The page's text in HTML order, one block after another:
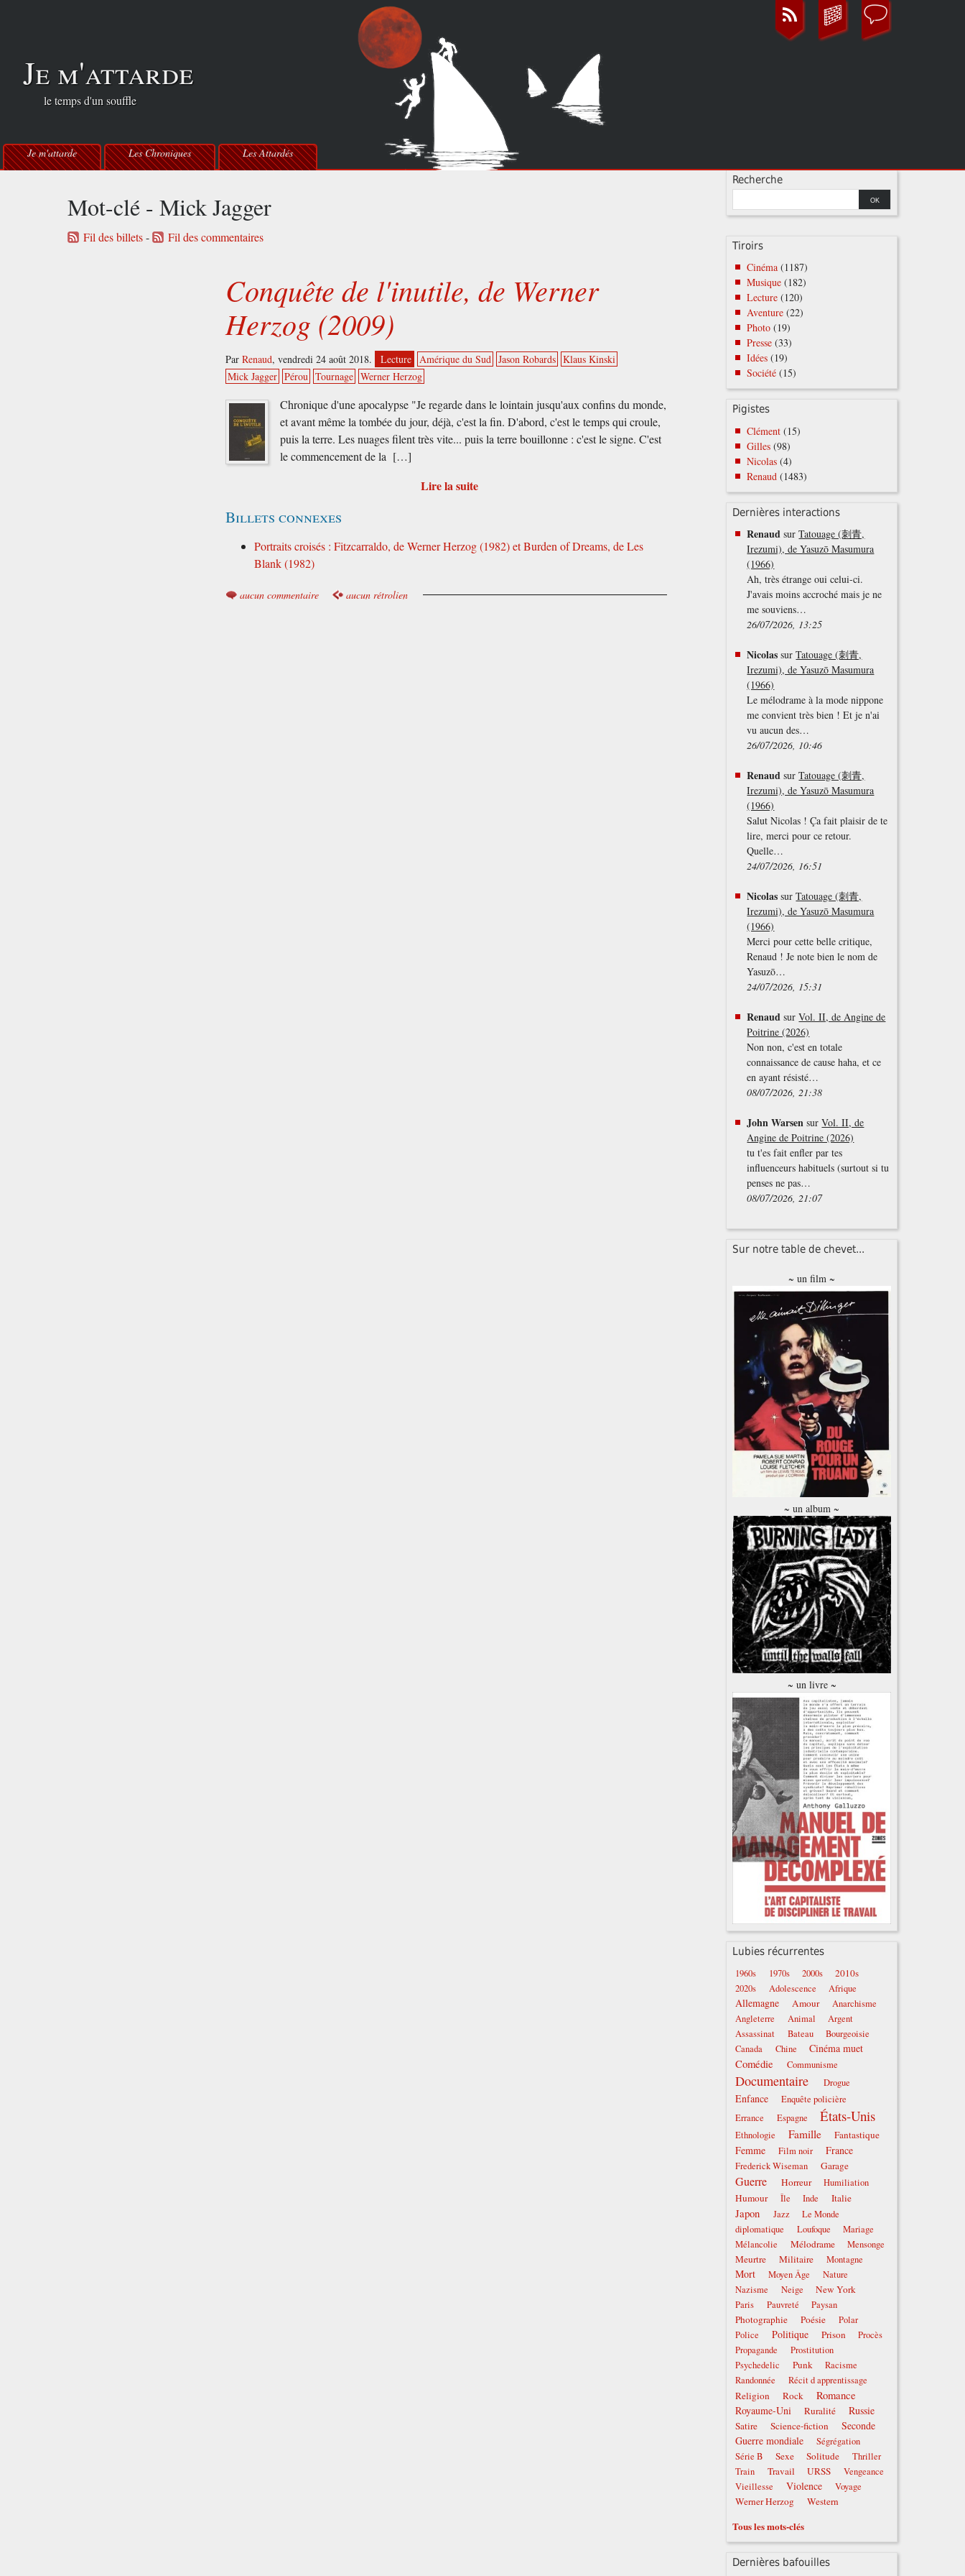
Je m'attarde
le temps d'un souffle
Je m'attarde Les Chroniques Les Attardés
Mot-clé - Mick Jagger
Fil des billets- Fil des commentaires
Conquête de l'inutile, de Werner
Herzog (2009)
ParRenaud,vendredi 24 août 2018. Lecture Amérique du Sud Jason Robards Klaus Kinski
Mick Jagger Pérou Tournage Werner Herzog
Chronique d'une apocalypse "Je regarde dans le lointain jusqu'aux confins du monde,
et avant même la tombée du jour, déjà, c'est la fin. D'abord, c'est le temps qui croule,
puis la terre. Les nuages filent très vite... puis la terre bouillonne : c'est le signe. C'est
le commencement de la […]
Lire la suite
Billets connexes
Portraits croisés : Fitzcarraldo, de Werner Herzog (1982) et Burden of Dreams, de Les
Blank (1982)
aucun commentaire aucun rétrolien
Recherche
Tiroirs
Cinéma (1187)
Musique (182)
Lecture (120)
Aventure (22)
Photo (19)
Presse (33)
Idées (19)
Société (15)
Pigistes
Clément (15)
Gilles (98)
Nicolas (4)
Renaud (1483)
Dernières interactions
Renaud surTatouage (刺青,
Irezumi), de Yasuzō Masumura
(1966)
Ah, très étrange oui celui-ci.
J'avais moins accroché mais je ne
me souviens…
26/07/2026, 13:25
Nicolas surTatouage (刺青,
Irezumi), de Yasuzō Masumura
(1966)
Le mélodrame à la mode nippone
me convient très bien ! Et je n'ai
vu aucun des…
26/07/2026, 10:46
Renaud surTatouage (刺青,
Irezumi), de Yasuzō Masumura
(1966)
Salut Nicolas ! Ça fait plaisir de te
lire, merci pour ce retour.
Quelle…
24/07/2026, 16:51
Nicolas surTatouage (刺青,
Irezumi), de Yasuzō Masumura
(1966)
Merci pour cette belle critique,
Renaud ! Je note bien le nom de
Yasuzō…
24/07/2026, 15:31
Renaud surVol. II, de Angine de
Poitrine (2026)
Non non, c'est en totale
connaissance de cause haha, et ce
en ayant résisté…
08/07/2026, 21:38
John Warsen surVol. II, de
Angine de Poitrine (2026)
tu t'es fait enfler par tes
influenceurs habituels (surtout si tu
penses ne pas…
08/07/2026, 21:07
Sur notre table de chevet...
~ un film ~
~ un album ~
~ un livre ~
Lubies récurrentes
1960s 1970s 2000s 2010s
2020s Adolescence Afrique
Allemagne Amour
Anarchisme
Angleterre
Animal
Argent
Assassinat
Bateau
Bourgeoisie
Canada
Chine Cinéma muet
Comédie Communisme
Documentaire Drogue
Enfance
Enquête policière
Errance
Espagne États-Unis
Ethnologie Famille Fantastique
Femme Film noir France
Frederick Wiseman Garage
Guerre Horreur Humiliation
Humour Île Inde Italie
Japon Jazz
Le Monde
diplomatique
Loufoque
Mariage
Mélancolie
Mélodrame Mensonge
Meurtre Militaire Montagne
Mort Moyen Âge
Nature
Nazisme
Neige New York
Paris Pauvreté Paysan
Photographie Poésie
Polar
Police
Politique Prison
Procès
Propagande
Prostitution
Psychedelic
Punk
Racisme
Randonnée
Récit d apprentissage
Religion Rock Romance
Royaume-Uni Ruralité Russie
Satire Science-fiction
Seconde
Guerre mondiale
Ségrégation
Série B
Sexe Solitude
Thriller
Train
Travail URSS
Vengeance
Vieillesse
Violence Voyage
Werner Herzog Western
Tous les mots-clés
Dernières bafouilles